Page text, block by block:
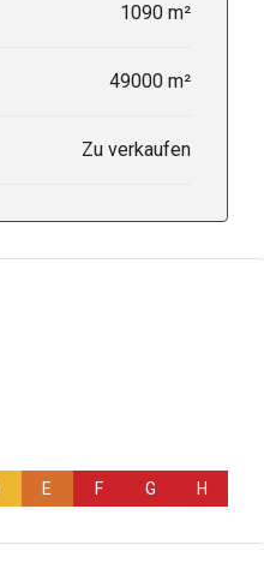
1090 m²
49000 m²
Zu verkaufen
E F G H